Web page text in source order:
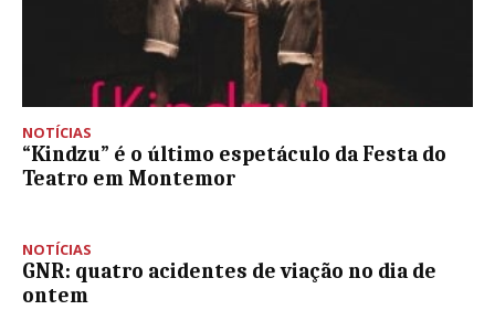
NOTÍCIAS
“Kindzu” é o último espetáculo da Festa do
Teatro em Montemor
NOTÍCIAS
GNR: quatro acidentes de viação no dia de
ontem